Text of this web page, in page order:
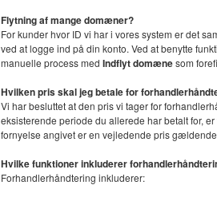
Flytning af mange domæner?
For kunder hvor ID vi har i vores system er det
ved at logge ind på din konto. Ved at benytte
manuelle process med Indflyt domænesom
Hvilken pris skal jeg betale for
Vi har besluttet at den pris vi tager for
eksisterende periode du allerede har betalt for,
fornyelse angivet er en vejledende pris
Hvilke funktioner inkluderer
Forhandlerhåndtering inkluderer: